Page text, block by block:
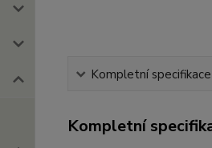
Kompletní specifikace
Kompletní